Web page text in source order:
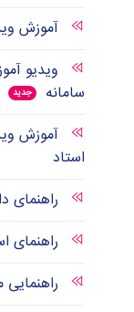
آموزش
ویدیو
سامانه
جدید
آموزش
استاد
راهنمای
راهنمای